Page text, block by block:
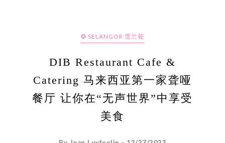
✪ SELANGOR 雪兰莪
DIB Restaurant Cafe &
Catering 马来西亚第一家聋哑
餐厅 让你在“无声世界”中享受
美食